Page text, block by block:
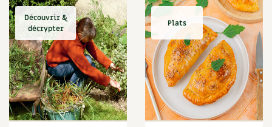
Mare
Marie Chioca
Marmite
Massage
Matériaux
Maux
Méditerranéen
Menace
Découvrir &
décrypter
Plats